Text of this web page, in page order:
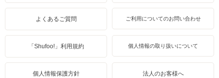
よくあるご質問 ご利用についてのお問い合わせ
「Shufoo!」利用規約 個人情報の取り扱いについて
個人情報保護方針 法人のお客様へ